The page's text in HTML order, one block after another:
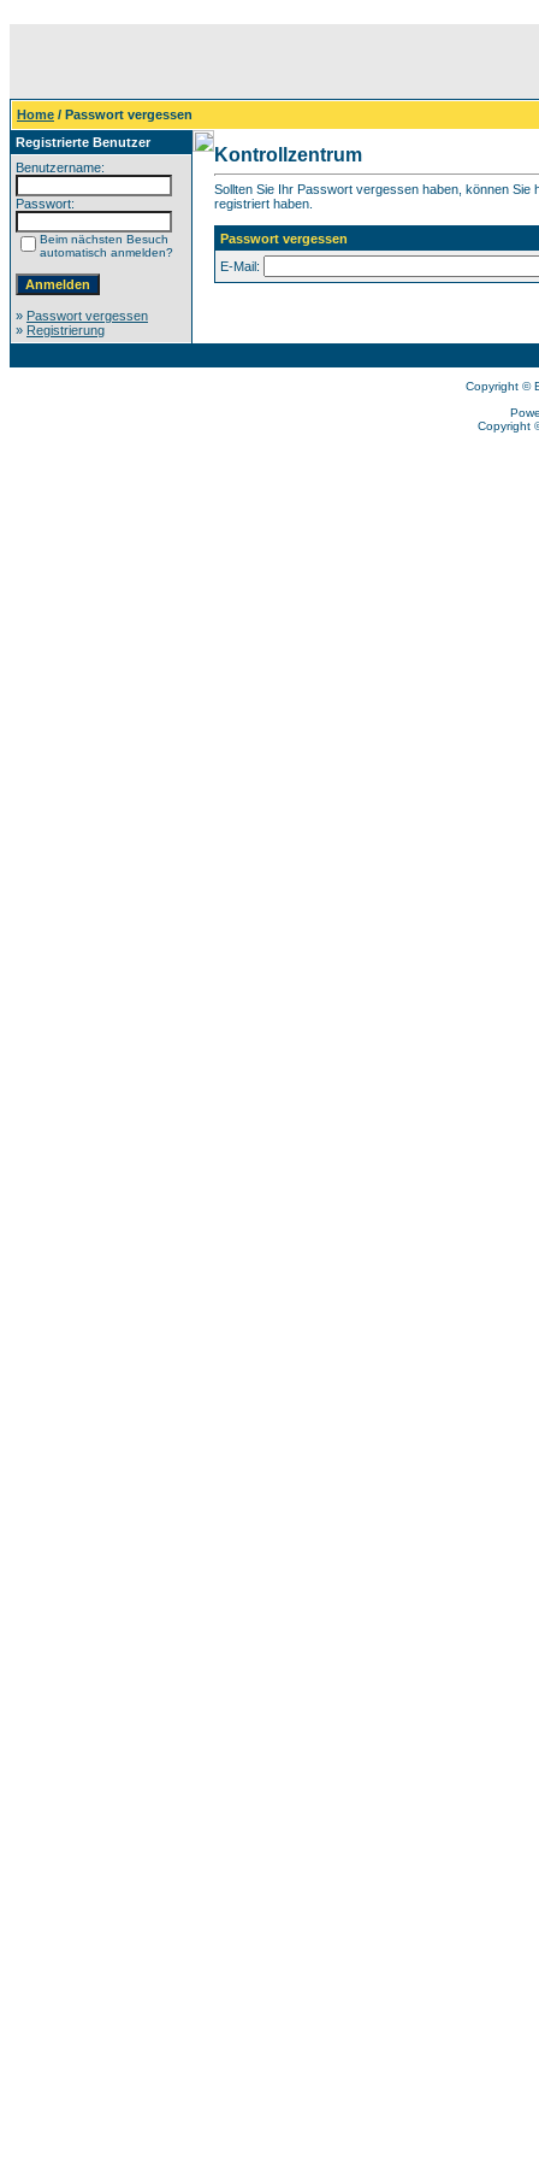
Home / Passwort vergessen
Registrierte Benutzer
Benutzername:
Passwort:
Beim nächsten Besuch
automatisch anmelden?
» Passwort vergessen
» Registrierung
Kontrollzentrum
Sollten Sie Ihr Passwort vergessen haben, können
registriert haben.
Passwort vergessen
E-Mail:
Copyright ©
Copyright